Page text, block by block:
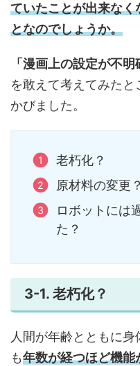
ていたことが出来な
となのでしょうか。
「漫画上の設定が不
を敢えて考えてみた
かびました。
老朽化？
原材料の変更？
ロボットには
た？
3-1. 老朽化？
人間が年齢とともに
も年数が経つほど機能